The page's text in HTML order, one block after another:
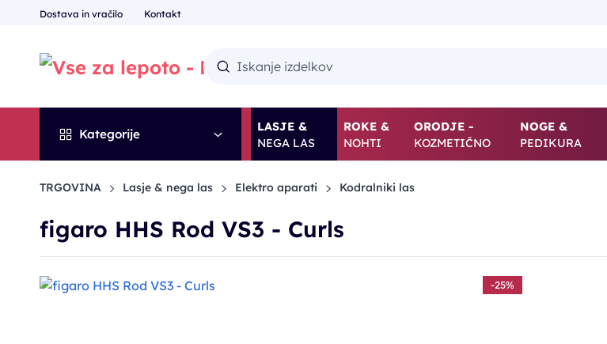
Dostava in vračilo Kontakt
Kategorije
LASJE &
NEGA LAS
ROKE &
NOHTI
ORODJE -
KOZMETIČNO
NOGE &
PEDIKURA
TRGOVINA Lasje & nega las Elektro aparati Kodralniki las
figaro HHS Rod VS3 - Curls
-25%